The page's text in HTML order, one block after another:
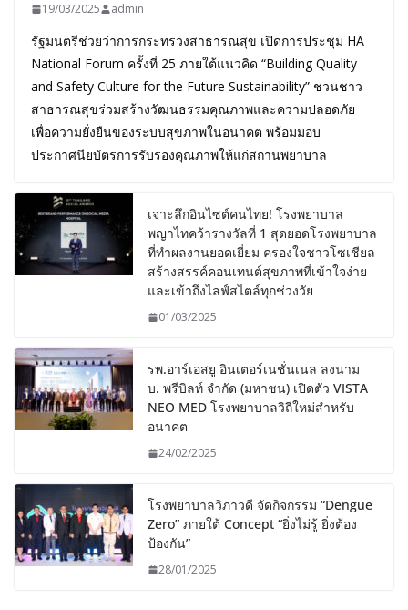
19/03/2025 admin
รัฐมนตรีช่วยว่าการกระทรวงสาธารณสุข เปิดการประชุม HA
National Forum ครั้งที่ 25 ภายใต้แนวคิด “Building Quality
and Safety Culture for the Future Sustainability” ชวนชาว
สาธารณสุขร่วมสร้างวัฒนธรรมคุณภาพและความปลอดภัย
เพื่อความยั่งยืนของระบบสุขภาพในอนาคต พร้อมมอบ
ประกาศนียบัตรการรับรองคุณภาพให้แก่สถานพยาบาล
เจาะลึกอินไซต์คนไทย! โรงพยาบาล
พญาไทคว้ารางวัลที่ 1 สุดยอดโรงพยาบาล
ที่ทำผลงานยอดเยี่ยม ครองใจชาวโซเชียล
สร้างสรรค์คอนเทนต์สุขภาพที่เข้าใจง่าย
และเข้าถึงไลฟ์สไตล์ทุกช่วงวัย
01/03/2025
รพ.อาร์เอสยู อินเตอร์เนชั่นเนล ลงนาม
บ. พรีบิลท์ จํากัด (มหาชน) เปิดตัว VISTA
NEO MED โรงพยาบาลวิถีใหม่สำหรับ
อนาคต
24/02/2025
โรงพยาบาลวิภาวดี จัดกิจกรรม “Dengue
Zero” ภายใต้ Concept “ยิ่งไม่รู้ ยิ่งต้อง
ป้องกัน”
28/01/2025